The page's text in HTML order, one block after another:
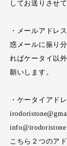
してお送りさせ
・メールアドレ
惑メールに振り
ればケータイ以
願いします。
・ケータイアド
こちら２つのア